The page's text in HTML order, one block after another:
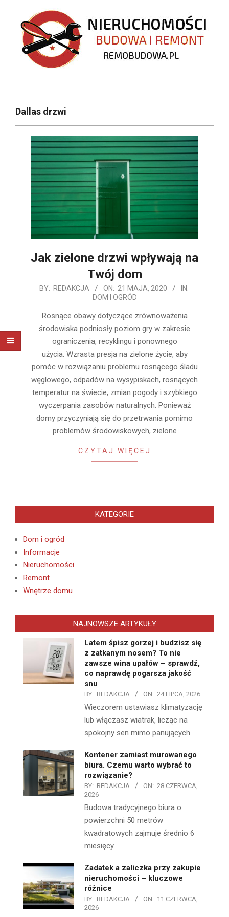
content
REMOBUDOWA.PL
NavigationDallas drzwi
Jak zielone drzwi wpływają na
Twój dom
2020-
BY: REDAKCJA ON: 21 MAJA, 2020
IN:
DOM I OGRÓD
Rosnące obawy dotyczące zrównoważenia
środowiska podniosły poziom gry w zakresie
ograniczenia, recyklingu i ponownego
użycia. Wzrasta presja na zielone życie, aby
pomóc w rozwiązaniu problemu rosnącego śladu
węglowego, odpadów na wysypiskach, rosnących
temperatur na świecie, zmian pogody i szybkiego
wyczerpania zasobów naturalnych. Ponieważ
domy przyczyniają się do przetrwania pomimo
problemów środowiskowych, zielone
CZYTAJ WIĘCEJ
KATEGORIE
Dom i ogród
Informacje
Nieruchomości
Remont
Wnętrze domu
NAJNOWSZE ARTYKUŁY
Latem śpisz gorzej i budzisz się
z zatkanym nosem? To nie
zawsze wina upałów – sprawdź,
co naprawdę pogarsza jakość
snu
BY: REDAKCJA ON: 24 LIPCA, 2026
Wieczorem ustawiasz klimatyzację
lub włączasz wiatrak, licząc na
spokojny sen mimo panujących
Kontener zamiast murowanego
biura. Czemu warto wybrać to
rozwiązanie?
BY: REDAKCJA ON: 28 CZERWCA,
2026
Budowa tradycyjnego biura o
powierzchni 50 metrów
kwadratowych zajmuje średnio 6
miesięcy
Zadatek a zaliczka przy zakupie
nieruchomości – kluczowe
różnice
BY: REDAKCJA ON: 11 CZERWCA,
2026